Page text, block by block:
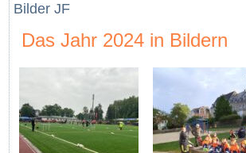
Bilder JF
Das Jahr 2024 in Bildern